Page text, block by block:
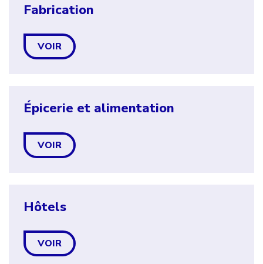
Fabrication
VOIR
Épicerie et alimentation
VOIR
Hôtels
VOIR